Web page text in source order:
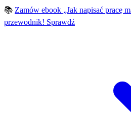
📚 Zamów ebook „Jak napisać pracę
przewodnik! Sprawdź